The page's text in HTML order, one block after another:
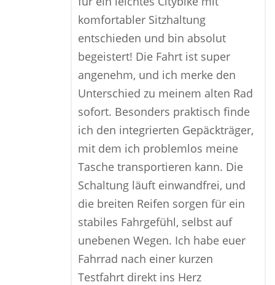
komfortabler Sitzhaltung
entschieden und bin absolut
begeistert! Die Fahrt ist super
angenehm, und ich merke den
Unterschied zu meinem alten Rad
sofort. Besonders praktisch finde
ich den integrierten Gepäckträger,
mit dem ich problemlos meine
Tasche transportieren kann. Die
Schaltung läuft einwandfrei, und
die breiten Reifen sorgen für ein
stabiles Fahrgefühl, selbst auf
unebenen Wegen. Ich habe euer
Fahrrad nach einer kurzen
Testfahrt direkt ins Herz